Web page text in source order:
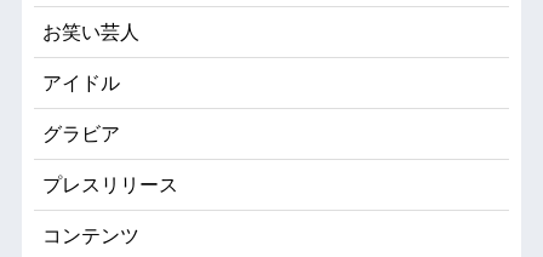
お笑い芸人
アイドル
グラビア
プレスリリース
コンテンツ